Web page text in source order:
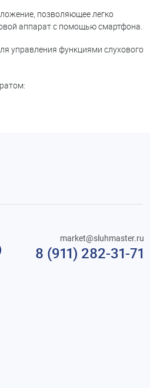
позволяющее легко
аппарат с помощью смартфона.
управления функциями слухового
8 (911) 282-31-71
market@sluhmaster.ru